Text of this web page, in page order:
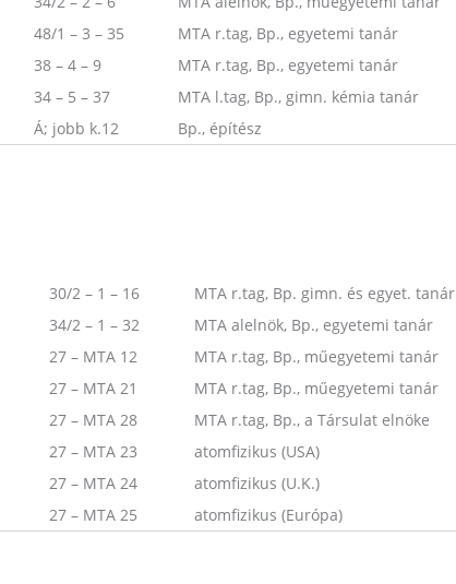
48/1 – 3 – 35 MTA r.tag, Bp., egyetemi tanár
38 – 4 – 9 MTA r.tag, Bp., egyetemi tanár
34 – 5 – 37 MTA l.tag, Bp., gimn. kémia tanár
Á; jobb k.12 Bp., építész
30/2 – 1 – 16 MTA r.tag, Bp. gimn. és egyet. tanár
34/2 – 1 – 32 MTA alelnök, Bp., egyetemi tanár
27 – MTA 12 MTA r.tag, Bp., műegyetemi tanár
27 – MTA 21 MTA r.tag, Bp., műegyetemi tanár
27 – MTA 28 MTA r.tag, Bp., a Társulat elnöke
27 – MTA 23 atomfizikus (USA)
27 – MTA 24 atomfizikus (U.K.)
27 – MTA 25 atomfizikus (Európa)